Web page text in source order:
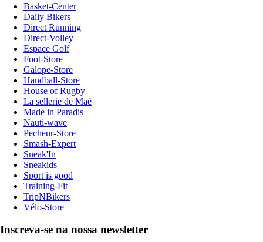
Basket-Center
Daily Bikers
Direct Running
Direct-Volley
Espace Golf
Foot-Store
Galope-Store
Handball-Store
House of Rugby
La sellerie de Maé
Made in Paradis
Nauti-wave
Pecheur-Store
Smash-Expert
Sneak'In
Sneakids
Sport is good
Training-Fit
TripNBikers
Vélo-Store
Inscreva-se na nossa newsletter